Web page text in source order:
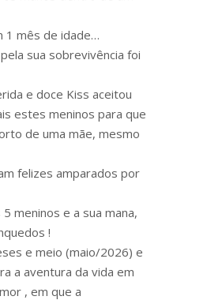
1 mês de idade…
sua sobrevivência foi
e doce Kiss aceitou
estes meninos para que
de uma mãe, mesmo
felizes amparados por
meninos e a sua mana,
!
e meio (maio/2026) e
a aventura da vida em
, em que a